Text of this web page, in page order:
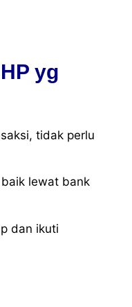
yg
tidak perlu
lewat bank
dan ikuti